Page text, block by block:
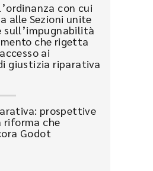
con cui
alle Sezioni unite
sull’impugnabilità
che rigetta
ai
giustizia riparativa
prospettive
riforma che
Godot